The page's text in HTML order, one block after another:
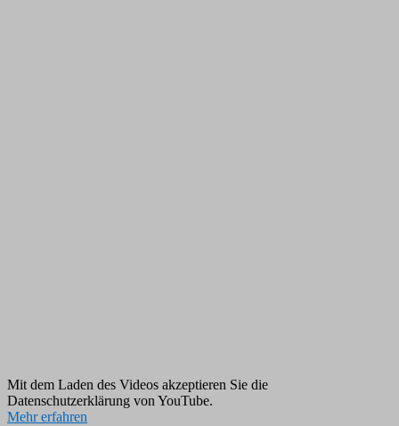
Mit dem Laden des Videos akzeptieren Sie die
Datenschutzerklärung von YouTube.
Mehr erfahren